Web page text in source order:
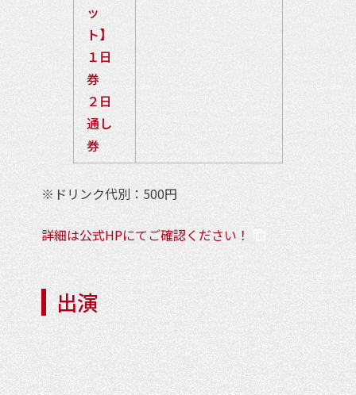
ッ
ト】
１日
券
２日
通し
券
※ドリンク代別：500円
詳細は公式HPにてご確認ください！
出演